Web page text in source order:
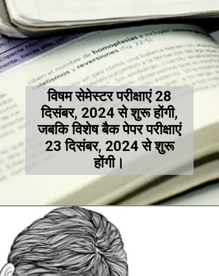
विषम सेमेस्टर परीक्षाएं 28
दिसंबर, 2024 से शुरू होंगी,
जबकि विशेष बैक पेपर परीक्षाएं
23 दिसंबर, 2024 से शुरू
होंगी।